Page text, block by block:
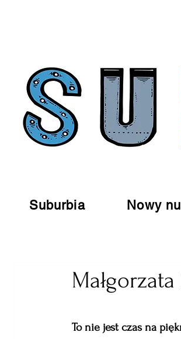
Suburbia Nowy
To nie jest czas na